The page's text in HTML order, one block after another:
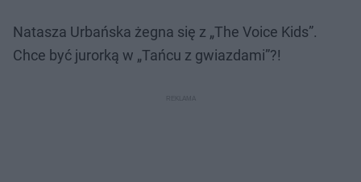
Natasza Urbańska żegna się z „The Voice Kids”.
Chce być jurorką w „Tańcu z gwiazdami”?!